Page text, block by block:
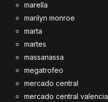
marella
marilyn monroe
marta
martes
massanassa
megatrofeo
mercado central
mercado central valencia